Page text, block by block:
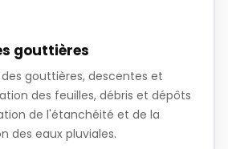
gouttières
gouttières, descentes et
des feuilles, débris et dépôts
de l'étanchéité et de la
des eaux pluviales.